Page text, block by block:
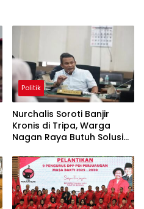
Politik
Nurchalis Soroti Banjir
Kronis di Tripa, Warga
Nagan Raya Butuh Solusi